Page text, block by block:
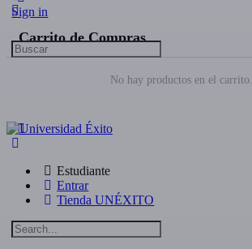
Sign in
Carrito de Compras
No hay productos en el carrito.
Search
for:
Estudiante
Entrar
Tienda UNÉXITO
Search
for: